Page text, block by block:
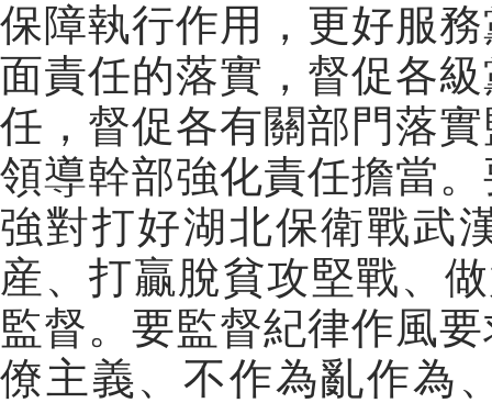
保障執行作用，更好服
面責任的落實，督促各
任，督促各有關部門落
領導幹部強化責任擔當
強對打好湖北保衛戰武
産、打贏脫貧攻堅戰、
監督。要監督紀律作風
僚主義、不作為亂作為